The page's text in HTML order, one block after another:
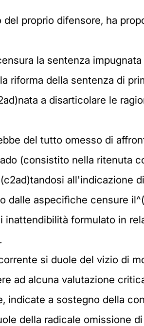
proprio difensore, ha
la sentenza
riforma della sentenza di
a disarticolare le
del tutto omesso di
(consistito nella ritenuta
all'indicazione
dalle aspecifìche censure
formulato in
si duole del vizio di
ad alcuna valutazione
indicate a sostegno della
della radicale omissione